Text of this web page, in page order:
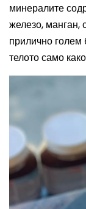
минералите
железо, манган,
прилично голем
телото само